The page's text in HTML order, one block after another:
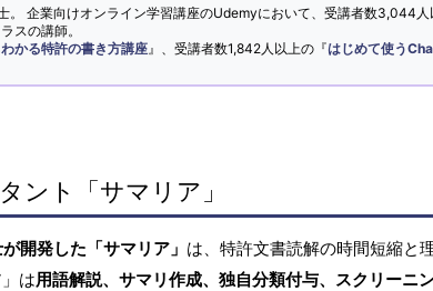
。 企業向けオンライン学習講座のUdemyにおいて、受講者数3,044人
スの講師。
かる特許の書き方講座 』、受講者数1,842人以上の『はじめて使う
ント「サマリア」
開発した「サマリア」 は、特許文書読解の時間短縮と
は用語解説、サマリ作成、独自分類付与、スクリーニ